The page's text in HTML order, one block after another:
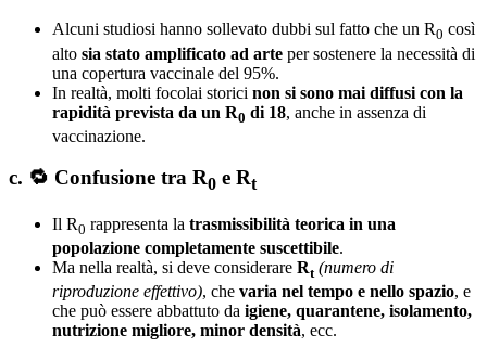
Alcuni studiosi hanno sollevato dubbi sul fatto che un R0 così
alto sia stato amplificato ad arte per sostenere la necessità di
una copertura vaccinale del 95%.
In realtà, molti focolai storici non si sono mai diffusi con la
rapidità prevista da un R0 di 18, anche in assenza di
vaccinazione.
c. 🔁 Confusione tra R0 e Rt
Il R0 rappresenta la trasmissibilità teorica in una
popolazione completamente suscettibile.
Ma nella realtà, si deve considerare Rt (numero di
riproduzione effettivo), che varia nel tempo e nello spazio, e
che può essere abbattuto da igiene, quarantene, isolamento,
nutrizione migliore, minor densità, ecc.